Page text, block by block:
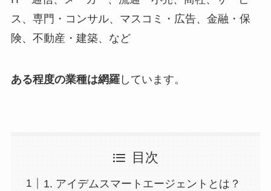
ス、専門・コンサル、マスコミ・広告、金融・保
険、不動産・建築、など
ある程度の業種は網羅しています。
目次
1. アイデムスマートエージェントとは？